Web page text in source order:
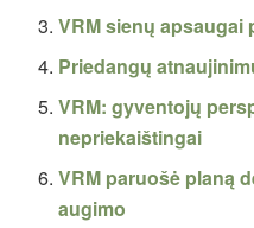
VRM sienų apsaugai
Priedangų
VRM: gyventojų
nepriekaištingai
VRM paruošė planą
augimo